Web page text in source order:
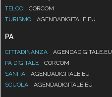
TELCO
CORCOM
TURISMO
AGENDADIGITALE.EU
PA
CITTADINANZA
AGENDADIGITALE.EU
PA DIGITALE
CORCOM
SANITÀ
AGENDADIGITALE.EU
SCUOLA
AGENDADIGITALE.EU